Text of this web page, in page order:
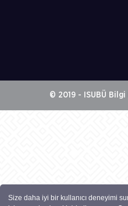
Size daha iyi bir kullanıcı deneyimi
© 2019 - ISUBÜ Bilgi